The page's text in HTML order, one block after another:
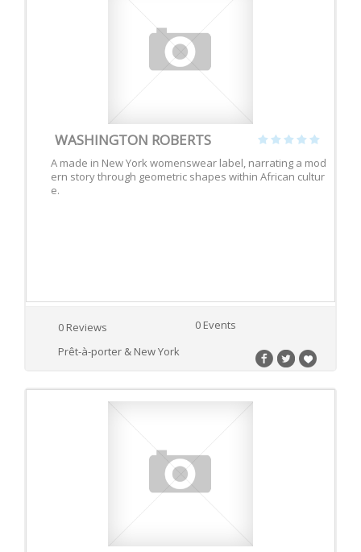
WASHINGTON ROBERTS
A made in New York womenswear label, narrating a mod
ern story through geometric shapes within African cultur
e.
0 Reviews
0 Events
Prêt-à-porter & New York